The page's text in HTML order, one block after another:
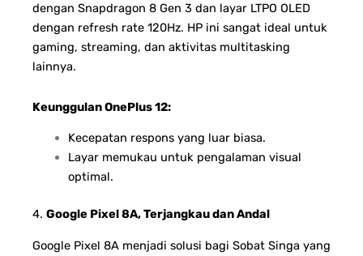
dengan Snapdragon 8 Gen 3 dan layar LTPO OLED
dengan refresh rate 120Hz. HP ini sangat ideal untuk
gaming, streaming, dan aktivitas multitasking
lainnya.
Keunggulan OnePlus 12:
Kecepatan respons yang luar biasa.
Layar memukau untuk pengalaman visual
optimal.
4. Google Pixel 8A, Terjangkau dan Andal
Google Pixel 8A menjadi solusi bagi Sobat Singa yang